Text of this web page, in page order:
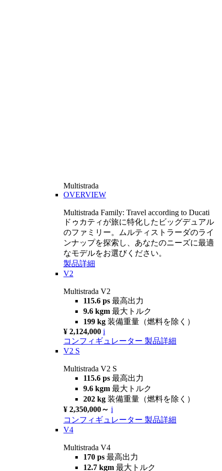
Multistrada
OVERVIEW
Multistrada Family: Travel according to Ducati
ドゥカティが旅に特化したビッグデュアル
のファミリー。ムルティストラーダのライ
ンナップを探索し、あなたのニーズに最適
なモデルをお選びください。
製品詳細
V2
Multistrada V2
115.6 ps 最高出力
9.6 kgm 最大トルク
199 kg 装備重量（燃料を除く）
¥ 2,124,000 i
コンフィギュレーター 製品詳細
V2 S
Multistrada V2 S
115.6 ps 最高出力
9.6 kgm 最大トルク
202 kg 装備重量（燃料を除く）
¥ 2,350,000～ i
コンフィギュレーター 製品詳細
V4
Multistrada V4
170 ps 最高出力
12.7 kgm 最大トルク